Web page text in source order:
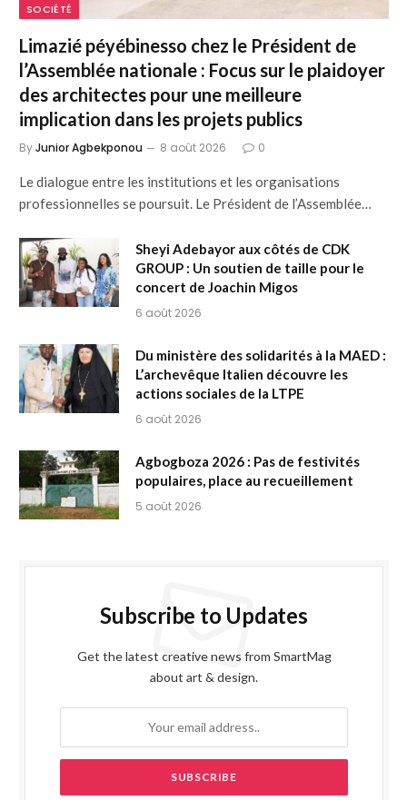
SOCIÉTÉ
Limazié péyébinesso chez le Président de
l’Assemblée nationale : Focus sur le plaidoyer
des architectes pour une meilleure
implication dans les projets publics
ByJunior Agbekponou 8 août 2026 0
Le dialogue entre les institutions et les organisations
professionnelles se poursuit. Le Président de l’Assemblée…
Sheyi Adebayor aux côtés de CDK
GROUP : Un soutien de taille pour le
concert de Joachin Migos
6 août 2026
Du ministère des solidarités à la MAED :
L’archevêque Italien découvre les
actions sociales de la LTPE
6 août 2026
Agbogboza 2026 : Pas de festivités
populaires, place au recueillement
5 août 2026
Subscribe to Updates
Get the latest creative news from SmartMag
about art & design.